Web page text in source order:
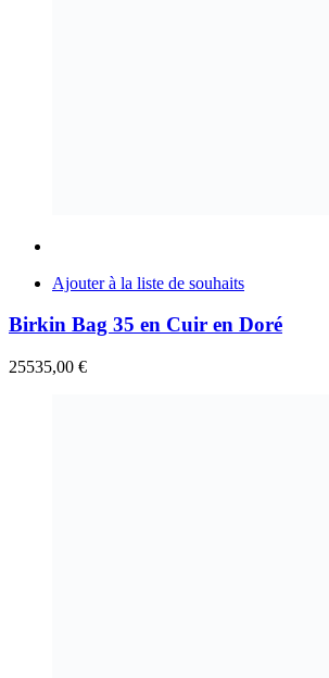
Ajouter à la liste de souhaits
Birkin Bag 35 en Cuir en Doré
25535,00 €